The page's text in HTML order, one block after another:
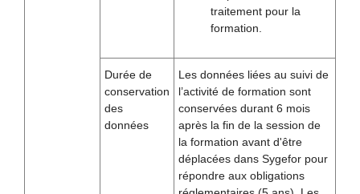
traitement pour la
formation.
Durée de
conservation
des
données
Les données liées au suivi de
l’activité de formation sont
conservées durant 6 mois
après la fin de la session de
la formation avant d'être
déplacées dans Sygefor pour
répondre aux obligations